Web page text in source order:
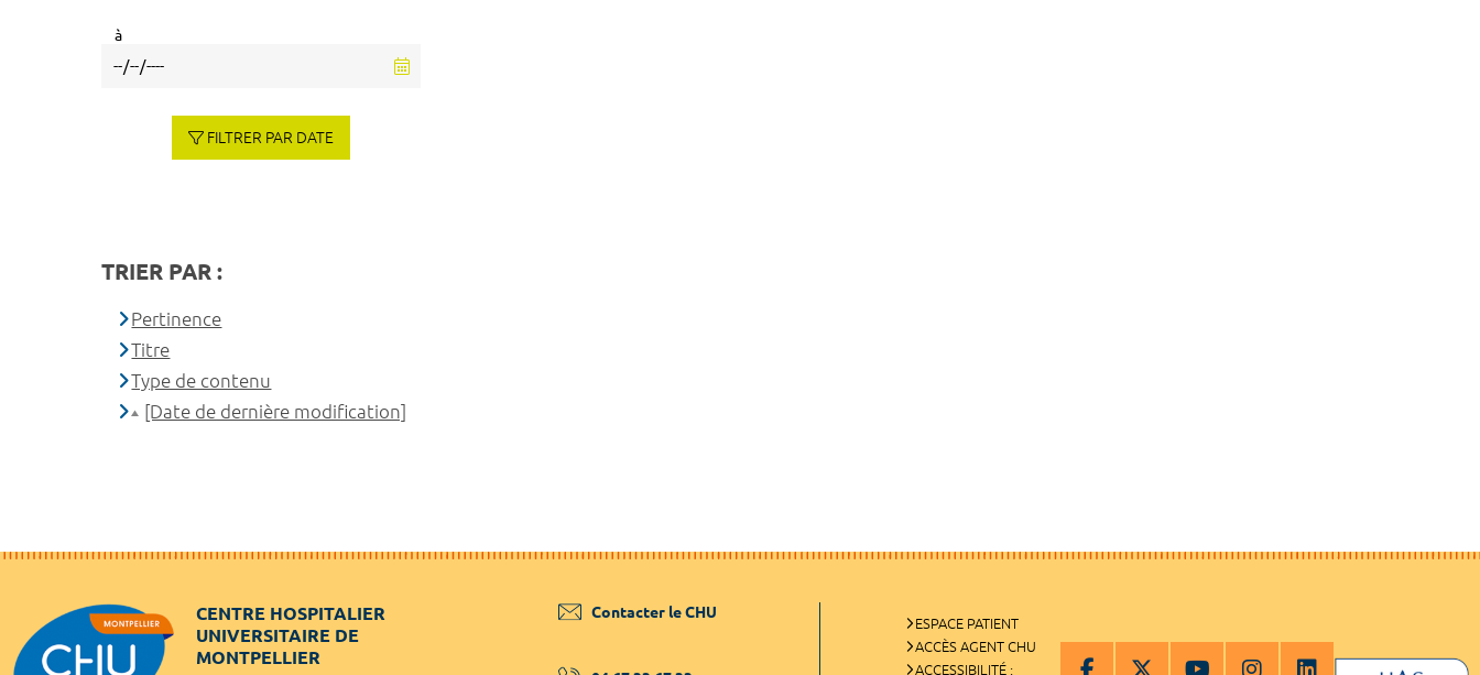
à
FILTRER PAR DATE
TRIER PAR :
Pertinence
Titre
Type de contenu
[Date de dernière modification]
CENTRE HOSPITALIER
UNIVERSITAIRE DE
MONTPELLIER
Contacter le CHU
ESPACE PATIENT
ACCÈS AGENT CHU
ACCESSIBILITÉ :